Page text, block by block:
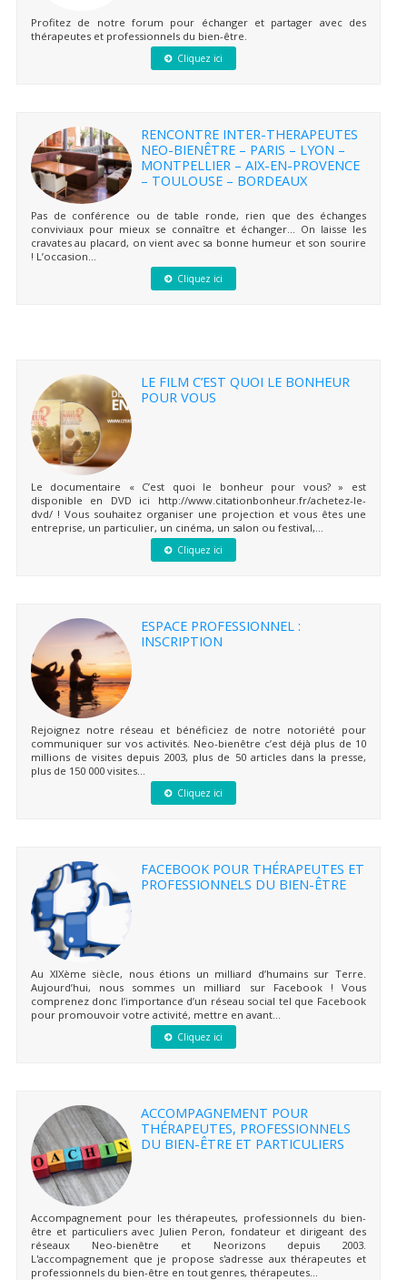
Profitez de notre forum pour échanger et partager avec des
thérapeutes et professionnels du bien-être.
Cliquez ici
RENCONTRE INTER-THERAPEUTES
NEO-BIENÊTRE – PARIS – LYON –
MONTPELLIER – AIX-EN-PROVENCE
– TOULOUSE – BORDEAUX
Pas de conférence ou de table ronde, rien que des échanges
conviviaux pour mieux se connaître et échanger… On laisse les
cravates au placard, on vient avec sa bonne humeur et son sourire
! L’occasion...
Cliquez ici
LE FILM C’EST QUOI LE BONHEUR
POUR VOUS
Le documentaire « C’est quoi le bonheur pour vous? » est
disponible en DVD ici http://www.citationbonheur.fr/achetez-le-
dvd/ ! Vous souhaitez organiser une projection et vous êtes une
entreprise, un particulier, un cinéma, un salon ou festival,...
Cliquez ici
ESPACE PROFESSIONNEL :
INSCRIPTION
Rejoignez notre réseau et bénéficiez de notre notoriété pour
communiquer sur vos activités. Neo-bienêtre c’est déjà plus de 10
millions de visites depuis 2003, plus de 50 articles dans la presse,
plus de 150 000 visites...
Cliquez ici
FACEBOOK POUR THÉRAPEUTES ET
PROFESSIONNELS DU BIEN-ÊTRE
Au XIXème siècle, nous étions un milliard d’humains sur Terre.
Aujourd’hui, nous sommes un milliard sur Facebook ! Vous
comprenez donc l’importance d’un réseau social tel que Facebook
pour promouvoir votre activité, mettre en avant...
Cliquez ici
ACCOMPAGNEMENT POUR
THÉRAPEUTES, PROFESSIONNELS
DU BIEN-ÊTRE ET PARTICULIERS
Accompagnement pour les thérapeutes, professionnels du bien-
être et particuliers avec Julien Peron, fondateur et dirigeant des
réseaux Neo-bienêtre et Neorizons depuis 2003.
L'accompagnement que je propose s'adresse aux thérapeutes et
professionnels du bien-être en tout genres, thérapeutes...